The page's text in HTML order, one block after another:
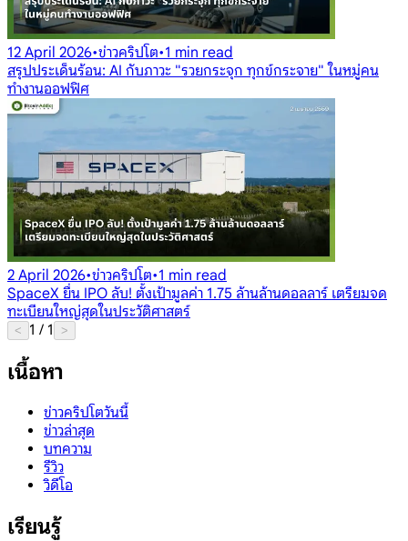
12 April 2026•ข่าวคริปโต•1 min read
สรุปประเด็นร้อน: AI กับภาวะ "รวยกระจุก ทุกข์กระจาย" ในหมู่คน
ทำงานออฟฟิศ
2 April 2026•ข่าวคริปโต•1 min read
SpaceX ยื่น IPO ลับ! ตั้งเป้ามูลค่า 1.75 ล้านล้านดอลลาร์ เตรียมจด
ทะเบียนใหญ่สุดในประวัติศาสตร์
< 1 / 1 >
เนื้อหา
ข่าวคริปโตวันนี้
ข่าวล่าสุด
บทความ
รีวิว
วิดีโอ
เรียนรู้